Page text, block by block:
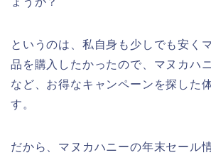
というのは、私自身も少しでも安く
品を購入したかったので、マヌカハ
など、お得なキャンペーンを探した
す。
だから、マヌカハニーの年末セール